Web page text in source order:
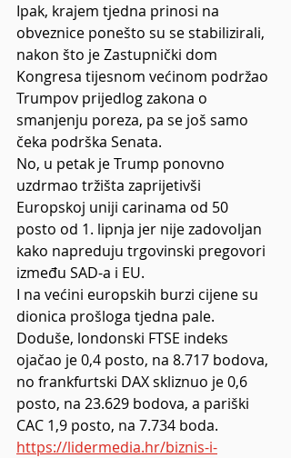
Ipak, krajem tjedna prinosi na
obveznice ponešto su se stabilizirali,
nakon što je Zastupnički dom
Kongresa tijesnom većinom podržao
Trumpov prijedlog zakona o
smanjenju poreza, pa se još samo
čeka podrška Senata.
No, u petak je Trump ponovno
uzdrmao tržišta zaprijetivši
Europskoj uniji carinama od 50
posto od 1. lipnja jer nije zadovoljan
kako napreduju trgovinski pregovori
između SAD-a i EU.
I na većini europskih burzi cijene su
dionica prošloga tjedna pale.
Doduše, londonski FTSE indeks
ojačao je 0,4 posto, na 8.717 bodova,
no frankfurtski DAX skliznuo je 0,6
posto, na 23.629 bodova, a pariški
CAC 1,9 posto, na 7.734 boda.
https://lidermedia.hr/biznis-i-